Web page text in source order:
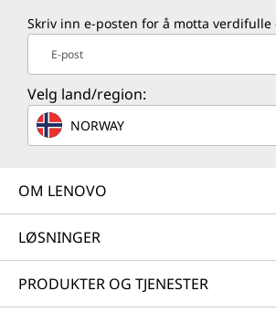
Skriv inn e-posten for å motta
E-post
Velg land/region:
NORWAY
OM LENOVO
LØSNINGER
PRODUKTER OG TJENESTER